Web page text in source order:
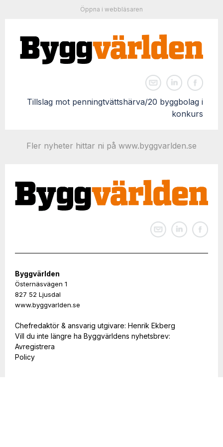
Öppna i webbläsaren
Tillslag mot penningtvättshärva/20 byggbolag i
konkurs
Fler nyheter hittar ni på www.byggvarlden.se
Byggvärlden
Östernäsvägen 1
827 52 Ljusdal
www.byggvarlden.se
Chefredaktör & ansvarig utgivare: Henrik Ekberg
Vill du inte längre ha Byggvärldens nyhetsbrev:
Avregistrera
Policy